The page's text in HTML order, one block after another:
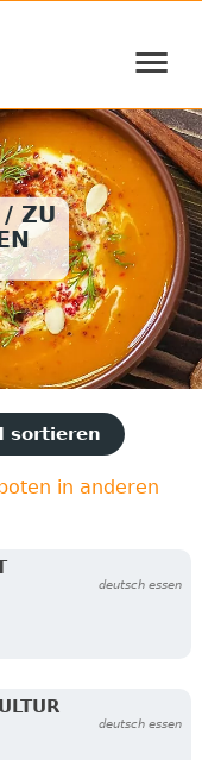
≡
/ ZU
sortieren
in anderen
deutsch essen
deutsch essen